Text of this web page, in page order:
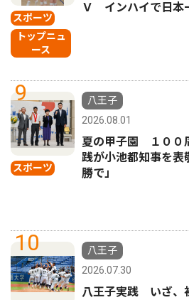
スポーツ
トップニュ
ース
Ｖ インハイで日本
9
スポーツ
八王子
2026.08.01
夏の甲子園 １００
践が小池都知事を
勝で」
10
八王子
2026.07.30
八王子実践 いざ、